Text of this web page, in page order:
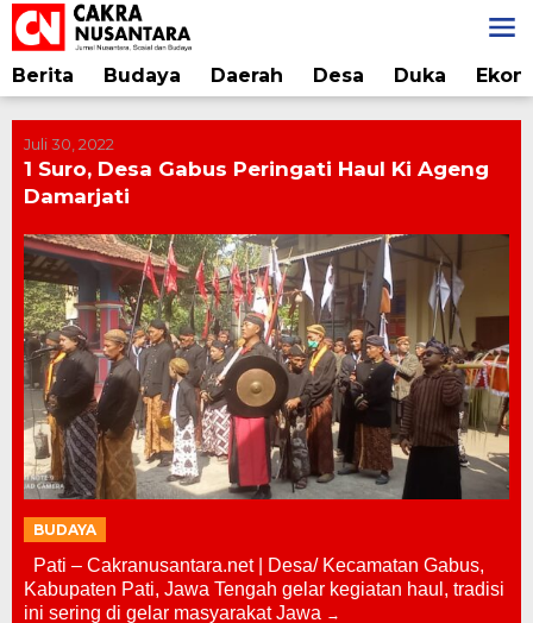
Lewati
ke
konten
Berita Budaya Daerah Desa Duka
Juli 30, 2022
1 Suro, Desa Gabus Peringati Haul Ki Ageng
Damarjati
BUDAYA
Pati – Cakranusantara.net | Desa/ Kecamatan Gabus,
Kabupaten Pati, Jawa Tengah gelar kegiatan haul, tradisi
ini sering di gelar masyarakat Jawa